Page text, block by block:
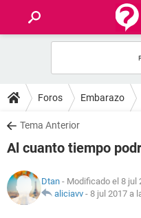
FOROS
SALUD
NUTRICIÓN
Foros Embarazo
Tema Anterior
Al cuanto tiempo
Dtan - Modificado el 8 jul
aliciavv - 8 jul 2017 a